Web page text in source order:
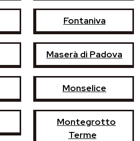
Fontaniva
Maserà di Padova
Monselice
Montegrotto
Terme